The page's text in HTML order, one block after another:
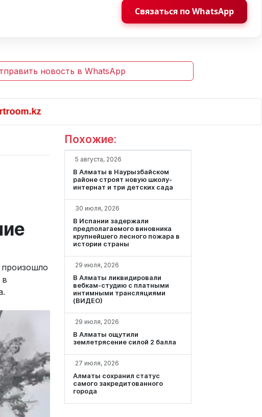
Связаться по WhatsApp
новость в WhatsApp
в
Похожие:
5 августа, 2026
В Алматы в Наурызбайском
районе строят новую школу-
интернат и три детских сада
30 июля, 2026
В Испании задержали
предполагаемого виновника
крупнейшего лесного пожара в
истории страны
29 июля, 2026
В Алматы ликвидировали
вебкам-студию с платными
интимными трансляциями
(ВИДЕО)
29 июля, 2026
В Алматы ощутили
землетрясение силой 2 балла
27 июля, 2026
Алматы сохранил статус
самого закредитованного
города